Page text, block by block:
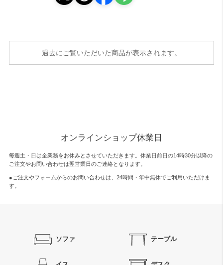
過去にご覧いただいた商品が表示されます。
オンラインショップ休業日
毎週土・日は全業務をお休みとさせていただきます。休業日前日の14時30分以降の
ご注文やお問い合わせは翌営業日のご連絡となります。
●ご注文やフォームからのお問い合わせは、 24時間・年中無休でご利用いただけま
す。
ソファ テーブル